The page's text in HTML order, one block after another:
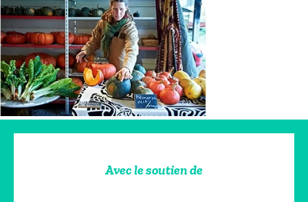
Avec le soutien de